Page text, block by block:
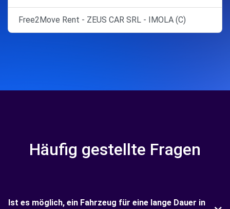
Free2Move Rent - ZEUS CAR SRL - IMOLA (C)
Häufig gestellte Fragen
Ist es möglich, ein Fahrzeug für eine lange Dauer in